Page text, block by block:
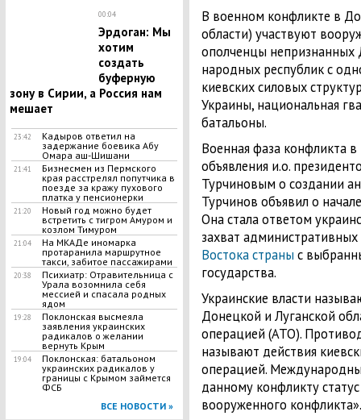
00:04
Эрдоган: Мы
хотим
создать
буферную
зону в Сирии, а Россия нам
мешает
23:42
Кадыров ответил на
задержание боевика Абу
Омара аш-Шишани
21:41
Бизнесмен из Пермского
края расстрелял попутчика в
поезде за кражу пухового
платка у пенсионерки
21:20
Новый год можно будет
встретить с тигром Амуром и
козлом Тимуром
21:04
На МКАДе иномарка
протаранила маршрутное
такси, забитое пассажирами
20:38
Психиатр: Отравительница с
Урала возомнила себя
мессией и спасала родных
ядом
19:28
Поклонская высмеяла
заявления украинских
радикалов о желании
вернуть Крым
19:04
Поклонская: батальоном
украинских радикалов у
границы с Крымом займется
ФСБ
ВСЕ НОВОСТИ »
В военном конфликте в
области) участвуют
ополченцы непризнанных
народных республик с
киевских силовых
Украины, национальная
батальоны.
Военная фаза конфликта в
объявления и.о.
Турчиновым о создании
Турчинов объявил о
Она стала ответом
захват
Востока страны с
государства.
Украинские власти
Донецкой и Луганской
операцией (АТО).
называют действия
операцией.
данному конфликту
вооруженного конфликта».